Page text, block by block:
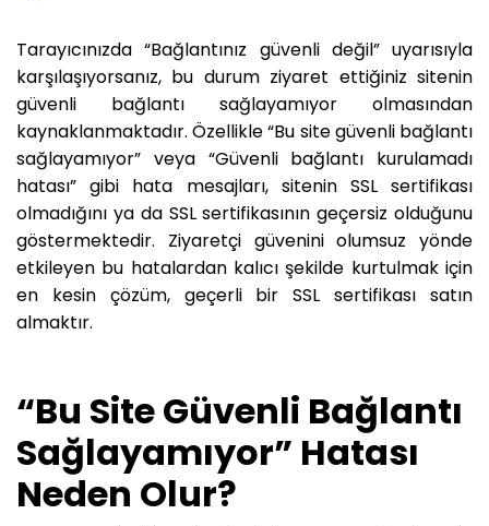
Tarayıcınızda “Bağlantınız güvenli değil” uyarısıyla
karşılaşıyorsanız, bu durum ziyaret ettiğiniz sitenin
güvenli bağlantı sağlayamıyor olmasından
kaynaklanmaktadır. Özellikle “Bu site güvenli bağlantı
sağlayamıyor” veya “Güvenli bağlantı kurulamadı
hatası” gibi hata mesajları, sitenin SSL sertifikası
olmadığını ya da SSL sertifikasının geçersiz olduğunu
göstermektedir. Ziyaretçi güvenini olumsuz yönde
etkileyen bu hatalardan kalıcı şekilde kurtulmak için
en kesin çözüm, geçerli bir SSL sertifikası satın
almaktır.
“Bu Site Güvenli Bağlantı
Sağlayamıyor” Hatası
Neden Olur?